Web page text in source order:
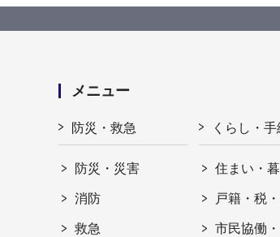
メニュー
防災・救急
防災・災害
消防
救急
くらし・手
住まい・
戸籍・税
市民協働